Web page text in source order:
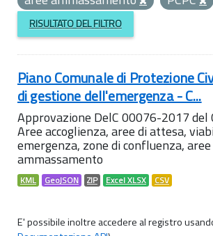
RISULTATO DEL FILTRO
Piano Comunale di Protezione
di gestione dell'emergenza - C...
Approvazione DelC 00076-2017
Aree accoglienza, aree di attesa,
emergenza, zone di confluenza, aree
ammassamento
KML GeoJSON ZIP Excel XLSX CSV
E' possibile inoltre accedere al registro